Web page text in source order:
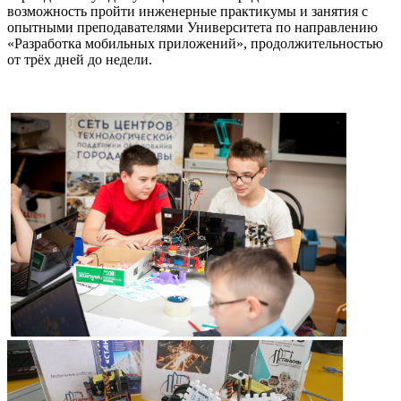
возможность пройти инженерные практикумы и занятия с
опытными преподавателями Университета по направлению
«Разработка мобильных приложений», продолжительностью
от трёх дней до недели.